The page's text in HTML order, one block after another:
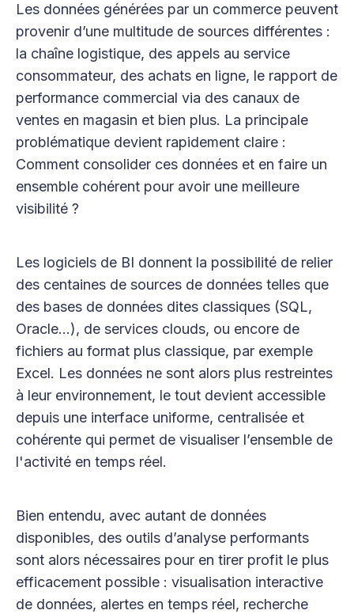
Les données générées par un commerce peuvent
provenir d’une multitude de sources différentes :
la chaîne logistique, des appels au service
consommateur, des achats en ligne, le rapport de
performance commercial via des canaux de
ventes en magasin et bien plus. La principale
problématique devient rapidement claire :
Comment consolider ces données et en faire un
ensemble cohérent pour avoir une meilleure
visibilité ?
Les logiciels de BI donnent la possibilité de relier
des centaines de sources de données telles que
des bases de données dites classiques (SQL,
Oracle...), de services clouds, ou encore de
fichiers au format plus classique, par exemple
Excel. Les données ne sont alors plus restreintes
à leur environnement, le tout devient accessible
depuis une interface uniforme, centralisée et
cohérente qui permet de visualiser l’ensemble de
l'activité en temps réel.
Bien entendu, avec autant de données
disponibles, des outils d’analyse performants
sont alors nécessaires pour en tirer profit le plus
efficacement possible : visualisation interactive
de données, alertes en temps réel, recherche